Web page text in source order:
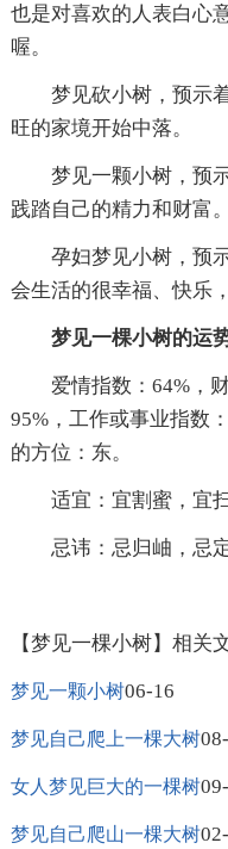
也是对喜欢的人表白心
喔。
梦见砍小树，预示着
旺的家境开始中落。
梦见一颗小树，预示
践踏自己的精力和财富。
孕妇梦见小树，预示
会生活的很幸福、快乐
梦见一棵小树的运
爱情指数：64%，财
95%，工作或事业指数
的方位：东。
适宜：宜割蜜，宜扫
忌讳：忌归岫，忌定
【梦见一棵小树】相关
梦见一颗小树06-16
梦见自己爬上一棵大树
女人梦见巨大的一棵树
梦见自己爬山一棵大树